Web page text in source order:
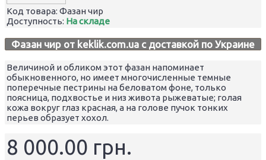
Код товара: Фазан чир
Доступность: На складе
Фазан чир от keklik.com.ua с доставкой по Украине
Величиной и обликом этот фазан напоминает
обыкновенного, но имеет многочисленные темные
поперечные пестрины на беловатом фоне, только
поясница, подхвостье и низ живота рыжеватые; голая
кожа вокруг глаз красная, а на голове пучок тонких
перьев образует хохол.
8 000.00 грн.